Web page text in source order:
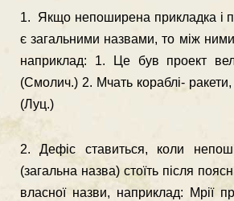
1. Якщо непоширена прикладка і
є загальними назвами, то між
наприклад: 1. Це був проект
(Смолич.) 2. Мчать кораблі- ракети,
(Луц.)
2. Дефіс ставиться, коли
(загальна назва) стоїть після
власної назви, наприклад: Мрії